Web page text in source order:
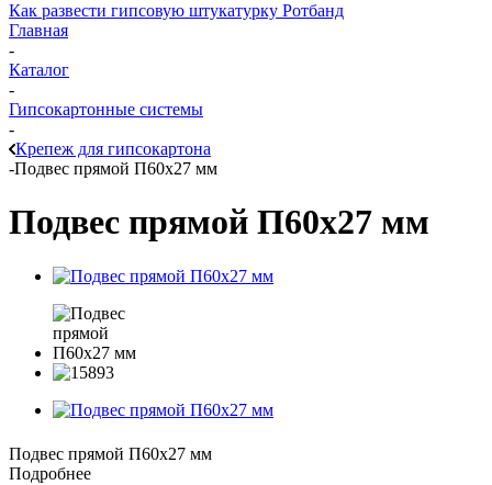
Как развести гипсовую штукатурку Ротбанд
Главная
-
Каталог
-
Гипсокартонные системы
-
Крепеж для гипсокартона
-Подвес прямой П60x27 мм
Подвес прямой П60x27 мм
Подвес прямой П60x27 мм
Подробнее